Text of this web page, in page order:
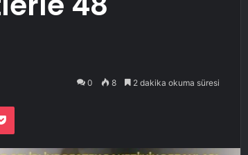
0 8 2 dakika okuma süresi
Pocket